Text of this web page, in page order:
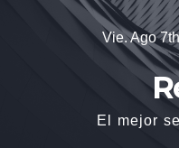
Vie. Ago
El mejor